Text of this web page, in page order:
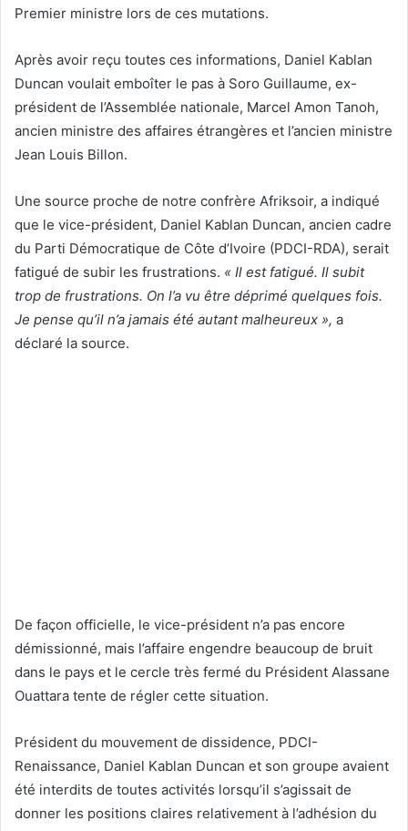
Premier ministre lors de ces mutations.
Après avoir reçu toutes ces informations, Daniel Kablan
Duncan voulait emboîter le pas à Soro Guillaume, ex-
président de l’Assemblée nationale, Marcel Amon Tanoh,
ancien ministre des affaires étrangères et l’ancien ministre
Jean Louis Billon.
Une source proche de notre confrère Afriksoir, a indiqué
que le vice-président, Daniel Kablan Duncan, ancien cadre
du Parti Démocratique de Côte d’Ivoire (PDCI-RDA), serait
fatigué de subir les frustrations. « Il est fatigué. Il subit
trop de frustrations. On l’a vu être déprimé quelques fois.
Je pense qu’il n’a jamais été autant malheureux », a
déclaré la source.
De façon officielle, le vice-président n’a pas encore
démissionné, mais l’affaire engendre beaucoup de bruit
dans le pays et le cercle très fermé du Président Alassane
Ouattara tente de régler cette situation.
Président du mouvement de dissidence, PDCI-
Renaissance, Daniel Kablan Duncan et son groupe avaient
été interdits de toutes activités lorsqu’il s’agissait de
donner les positions claires relativement à l’adhésion du